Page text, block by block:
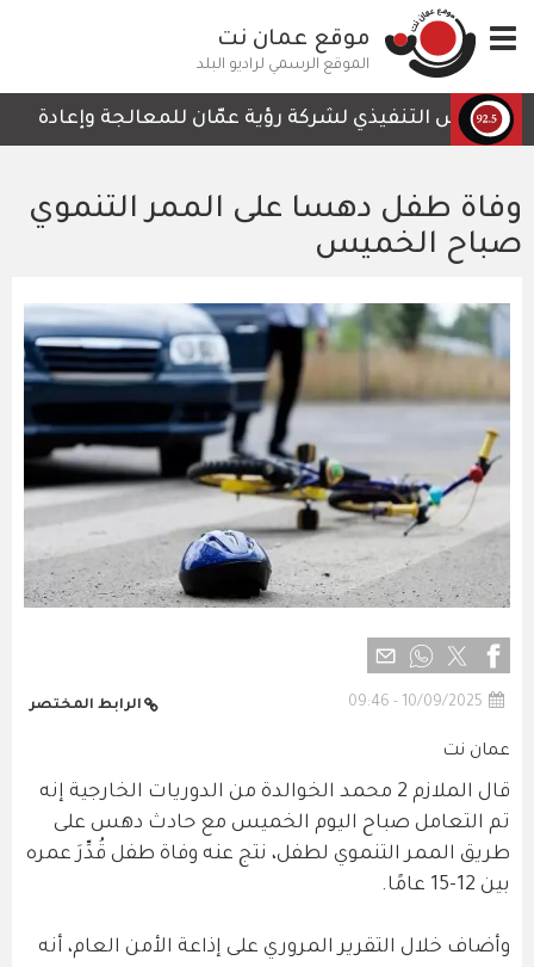
إلى
المحتوى
الرئيسي
Toggle
navigation
موقع عمان نت
الموقع الرسمي لراديو البلد
الرئيس التنفيذي لشركة رؤية عمّان للمعالجة وإعادة
وفاة طفل دهسا على الممر التنموي
صباح الخميس
10/09/2025 - 09:46 الرابط المختصر
عمان نت
قال الملازم 2 محمد الخوالدة من الدوريات الخارجية إنه
تم التعامل صباح اليوم الخميس مع حادث دهس على
طريق الممر التنموي لطفل، نتج عنه وفاة طفل قُدِّرَ عمره
بين 12-15 عامًا.
وأضاف خلال التقرير المروري على إذاعة الأمن العام، أنه